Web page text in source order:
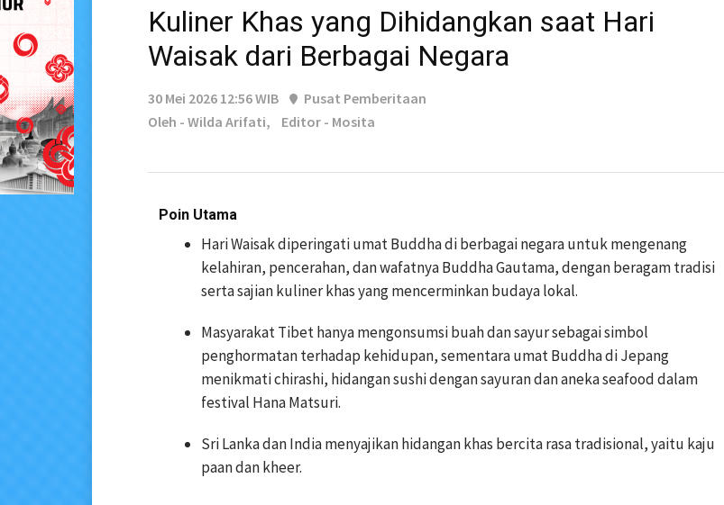
Kuliner Khas yang Dihidangkan saat Hari
Waisak dari Berbagai Negara
30 Mei 2026 12:56 WIB
Pusat Pemberitaan
Oleh - Wilda Arifati,
Editor - Mosita
Poin Utama
Hari Waisak diperingati umat Buddha di berbagai negara untuk mengenang
kelahiran, pencerahan, dan wafatnya Buddha Gautama, dengan beragam tradisi
serta sajian kuliner khas yang mencerminkan budaya lokal.
Masyarakat Tibet hanya mengonsumsi buah dan sayur sebagai simbol
penghormatan terhadap kehidupan, sementara umat Buddha di Jepang
menikmati chirashi, hidangan sushi dengan sayuran dan aneka seafood dalam
festival Hana Matsuri.
Sri Lanka dan India menyajikan hidangan khas bercita rasa tradisional, yaitu kaju
paan dan kheer.